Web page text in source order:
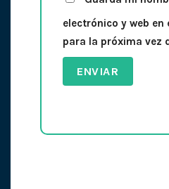
electrónico y web en
para la próxima vez